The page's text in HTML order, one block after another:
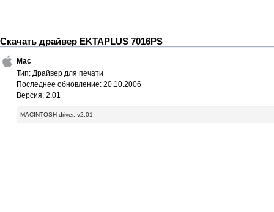
Скачать драйвер EKTAPLUS 7016PS
Mac
Тип: Драйвер для печати
Последнее обновление: 20.10.2006
Версия: 2.01
MACINTOSH driver, v2.01